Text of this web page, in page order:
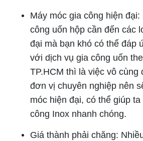
Máy móc gia công hiện
công uốn hộp cần đến các
đại mà bạn khó có thể đáp
với dịch vụ gia công uốn
TP.HCM thì là việc vô cùng
đơn vị chuyên nghiệp nên
móc hiện đại, có thể giúp
công Inox nhanh chóng.
Giá thành phải chăng: